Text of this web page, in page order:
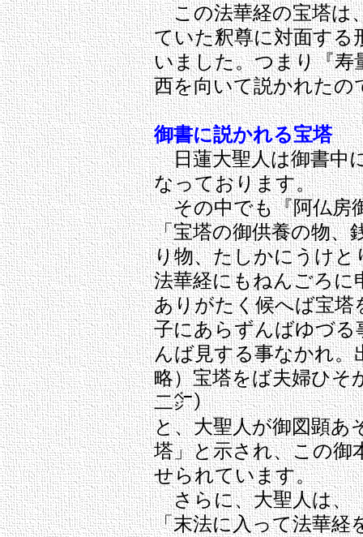
この法華経の宝塔は
ていた釈尊に対面する
いました。つまり『寿
西を向いて説かれたの
御書に説かれる宝塔
日蓮大聖人は御書中
なっております。
その中でも『阿仏房
「宝塔の御供養の物、
り物、たしかにうけと
法華経にもねんごろに
ありがたく候へば宝
子にあらずんばゆづる
んば見する事なかれ。
略）宝塔をば夫婦ひそ
二㌻）
と、大聖人が御図顕あ
塔」と示され、この御
せられています。
さらに、大聖人は、
「末法に入って法華経